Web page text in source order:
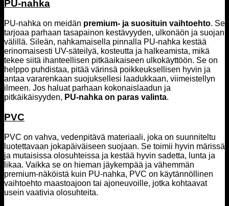
PU-nahka
PU-nahka on meidän premium- ja suosituin vaihtoehto. Se
tarjoaa parhaan tasapainon kestävyyden, ulkonäön ja suojan
välillä. Sileän, nahkamaisella pinnalla PU-nahka kestää
erinomaisesti UV-säteilyä, kosteutta ja halkeamista, mikä
tekee siitä ihanteellisen pitkäaikaiseen ulkokäyttöön. Se on
helppo puhdistaa, pitää värinsä poikkeuksellisen hyvin ja
antaa vararenkaan suojuksellesi laadukkaan, viimeistellyn
ilmeen. Jos haluat parhaan kokonaislaadun ja
pitkäikäisyyden, PU-nahka on paras valinta.
PVC
PVC on vahva, vedenpitävä materiaali, joka on suunniteltu
luotettavaan jokapäiväiseen suojaan. Se toimii hyvin märissä
ja mutaisissa olosuhteissa ja kestää hyvin sadetta, lunta ja
likaa. Vaikka se on hieman jäykempää ja vähemmän
premium-näköistä kuin PU-nahka, PVC on käytännöllinen
vaihtoehto maastoajoon tai ajoneuvoille, jotka kohtaavat
usein vaativia olosuhteita.